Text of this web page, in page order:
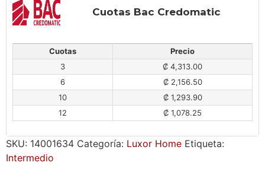
Cuotas Bac Credomatic
Cuotas
Precio
3
₡ 4,313.00
6
₡ 2,156.50
10
₡ 1,293.90
12
₡ 1,078.25
SKU: 14001634 Categoría: Luxor Home Etiqueta:
Intermedio